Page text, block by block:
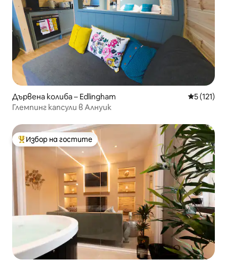
Дървена колиба – Edlingham Средна
5 (121)
Глемпинг капсули в Алнуик
Най-популярен избор на гостите
Избор на гостите